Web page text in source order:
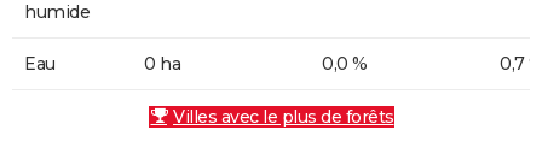
humide
Eau 0 ha 0,0 % 0,7
Villes avec le plus de forêts